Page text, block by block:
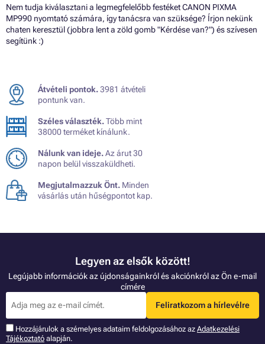
Nem tudja kiválasztani a legmegfelelőbb festéket CANON PIXMA
MP990 nyomtató számára, így tanácsra van szüksége? Írjon nekünk
chaten keresztül (jobbra lent a zöld gomb "Kérdése van?") és szívesen
segítünk :)
Átvételi pontok.3981 átvételi
pontunk van.
Széles választék.Több mint
38000 terméket kínálunk.
Nálunk van ideje.Az árut 30
napon belül visszaküldheti.
Megjutalmazzuk Önt. Minden
vásárlás után hűségpontot kap.
Legyen az elsők között!
Legújabb információk az újdonságainkról és akciónkról az Ön e-mail
címére
Feliratkozom a hírlevélre
Hozzájárulok a szémelyes adataim feldolgozásához az Adatkezelési
Tájékoztató alapján.